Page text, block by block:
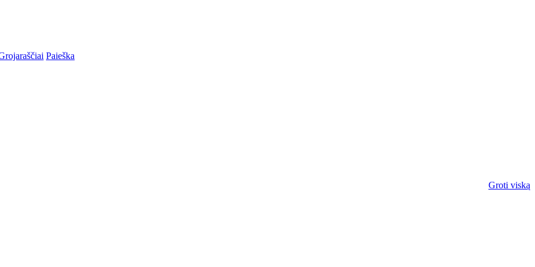
Paieška
Groti viską